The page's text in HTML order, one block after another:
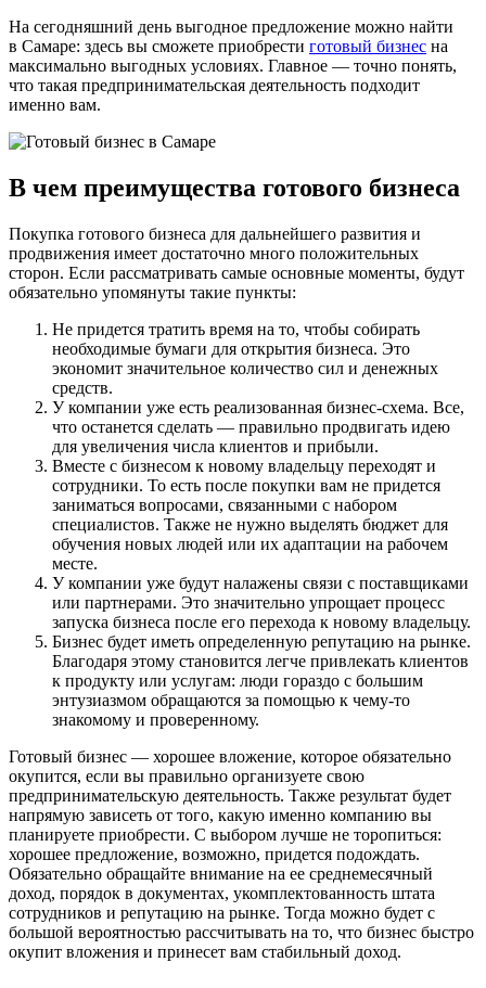
На сегодняшний день выгодное предложение можно найти
в Самаре: здесь вы сможете приобрести готовый бизнес на
максимально выгодных условиях. Главное — точно понять,
что такая предпринимательская деятельность подходит
именно вам.
В чем преимущества готового бизнеса
Покупка готового бизнеса для дальнейшего развития и
продвижения имеет достаточно много положительных
сторон. Если рассматривать самые основные моменты, будут
обязательно упомянуты такие пункты:
Не придется тратить время на то, чтобы собирать
необходимые бумаги для открытия бизнеса. Это
экономит значительное количество сил и денежных
средств.
У компании уже есть реализованная бизнес-схема. Все,
что останется сделать — правильно продвигать идею
для увеличения числа клиентов и прибыли.
Вместе с бизнесом к новому владельцу переходят и
сотрудники. То есть после покупки вам не придется
заниматься вопросами, связанными с набором
специалистов. Также не нужно выделять бюджет для
обучения новых людей или их адаптации на рабочем
месте.
У компании уже будут налажены связи с поставщиками
или партнерами. Это значительно упрощает процесс
запуска бизнеса после его перехода к новому владельцу.
Бизнес будет иметь определенную репутацию на рынке.
Благодаря этому становится легче привлекать клиентов
к продукту или услугам: люди гораздо с большим
энтузиазмом обращаются за помощью к чему-то
знакомому и проверенному.
Готовый бизнес — хорошее вложение, которое обязательно
окупится, если вы правильно организуете свою
предпринимательскую деятельность. Также результат будет
напрямую зависеть от того, какую именно компанию вы
планируете приобрести. С выбором лучше не торопиться:
хорошее предложение, возможно, придется подождать.
Обязательно обращайте внимание на ее среднемесячный
доход, порядок в документах, укомплектованность штата
сотрудников и репутацию на рынке. Тогда можно будет с
большой вероятностью рассчитывать на то, что бизнес быстро
окупит вложения и принесет вам стабильный доход.